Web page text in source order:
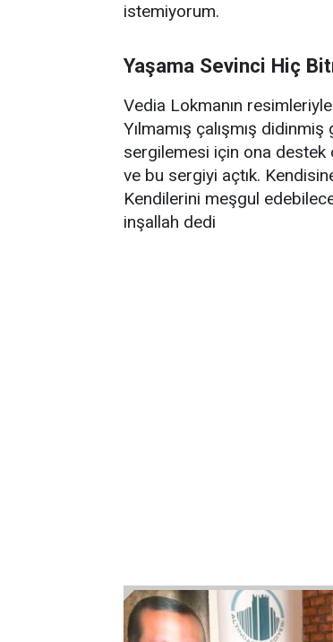
istemiyorum.
Yaşama Sevinci Hiç
Vedia Lokmanın
Yılmamış çalışmış
sergilemesi için ona destek
ve bu sergiyi açtık.
Kendilerini meşgul
inşallah dedi